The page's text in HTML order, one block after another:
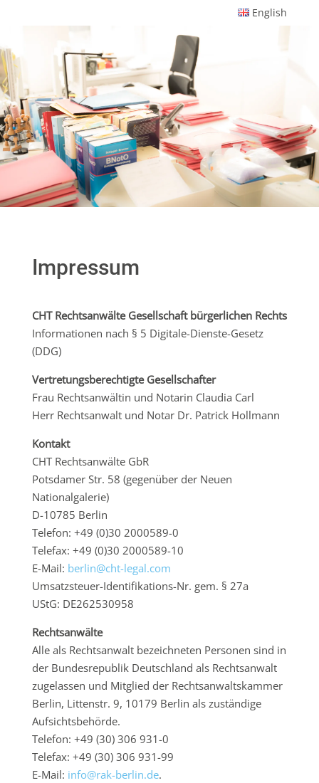
English
Impressum
CHT Rechtsanwälte Gesellschaft bürgerlichen Rechts
Informationen nach § 5 Digitale-Dienste-Gesetz
(DDG)
Vertretungsberechtigte Gesellschafter
Frau Rechtsanwältin und Notarin Claudia Carl
Herr Rechtsanwalt und Notar Dr. Patrick Hollmann
Kontakt
CHT Rechtsanwälte GbR
Potsdamer Str. 58 (gegenüber der Neuen
Nationalgalerie)
D-10785 Berlin
Telefon: +49 (0)30 2000589-0
Telefax: +49 (0)30 2000589-10
E-Mail: berlin@cht-legal.com
Umsatzsteuer-Identifikations-Nr. gem. § 27a
UStG: DE262530958
Rechtsanwälte
Alle als Rechtsanwalt bezeichneten Personen sind in
der Bundesrepublik Deutschland als Rechtsanwalt
zugelassen und Mitglied der Rechtsanwaltskammer
Berlin, Littenstr. 9, 10179 Berlin als zuständige
Aufsichtsbehörde.
Telefon: +49 (30) 306 931-0
Telefax: +49 (30) 306 931-99
E-Mail: info@rak-berlin.de.